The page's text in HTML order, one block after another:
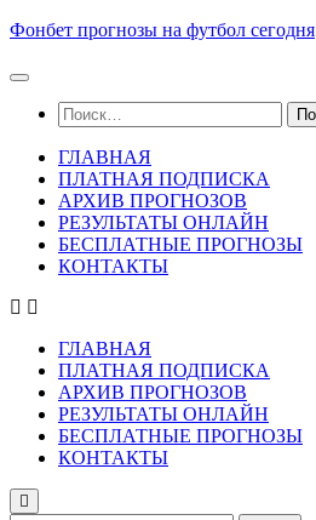
Skip
content
Фонбет прогнозы на футбол сегодня
Найти:
ГЛАВНАЯ
ПЛАТНАЯ ПОДПИСКА
АРХИВ ПРОГНОЗОВ
РЕЗУЛЬТАТЫ ОНЛАЙН
БЕСПЛАТНЫЕ ПРОГНОЗЫ
КОНТАКТЫ
ГЛАВНАЯ
ПЛАТНАЯ ПОДПИСКА
АРХИВ ПРОГНОЗОВ
РЕЗУЛЬТАТЫ ОНЛАЙН
БЕСПЛАТНЫЕ ПРОГНОЗЫ
КОНТАКТЫ